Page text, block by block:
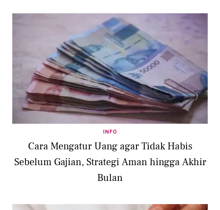
INFO
Cara Mengatur Uang agar Tidak Habis
Sebelum Gajian, Strategi Aman hingga Akhir
Bulan